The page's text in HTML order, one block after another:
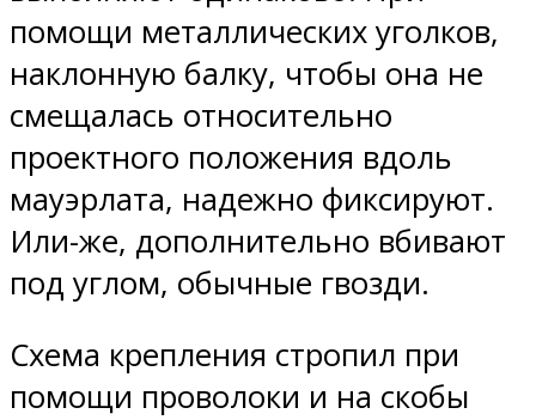
помощи металлических уголков,
наклонную балку, чтобы она не
смещалась относительно
проектного положения вдоль
мауэрлата, надежно фиксируют.
Или-же, дополнительно вбивают
под углом, обычные гвозди.
Схема крепления стропил при
помощи проволоки и на скобы